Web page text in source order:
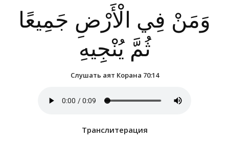
وَمَنْ فِي الْأَرْضِ جَمِيعًا
ثُمَّ يُنْجِيهِ
Слушать аят Корана 70:14
Транслитерация